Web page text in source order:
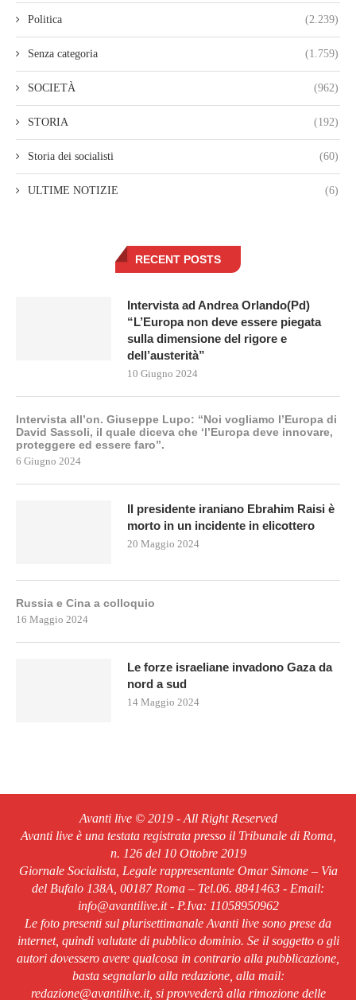
Politica (2.239)
Senza categoria (1.759)
SOCIETÀ (962)
STORIA (192)
Storia dei socialisti (60)
ULTIME NOTIZIE (6)
RECENT POSTS
Intervista ad Andrea Orlando(Pd)
“L’Europa non deve essere piegata
sulla dimensione del rigore e
dell’austerità”
10 Giugno 2024
Intervista all’on. Giuseppe Lupo: “Noi vogliamo l’Europa di
David Sassoli, il quale diceva che ‘l’Europa deve innovare,
proteggere ed essere faro”.
6 Giugno 2024
Il presidente iraniano Ebrahim Raisi è
morto in un incidente in elicottero
20 Maggio 2024
Russia e Cina a colloquio
16 Maggio 2024
Le forze israeliane invadono Gaza da
nord a sud
14 Maggio 2024
Avanti live © 2019 - All Right Reserved
Avanti live è una testata registrata presso il Tribunale di Roma,
n. 126 del 10 Ottobre 2019
Giornale Socialista, Legale rappresentante Omar Simone – Via
del Bufalo 138A, 00187 Roma – Tel.06. 8841463 - Email:
info@avantilive.it - P.Iva: 11058950962
Le foto presenti sul plurisettimanale Avanti live sono prese da
internet, quindi valutate di pubblico dominio. Se il soggetto o gli
autori dovessero avere qualcosa in contrario alla pubblicazione,
basta segnalarlo alla redazione, alla mail:
redazione@avantilive.it, si provvederà alla rimozione delle